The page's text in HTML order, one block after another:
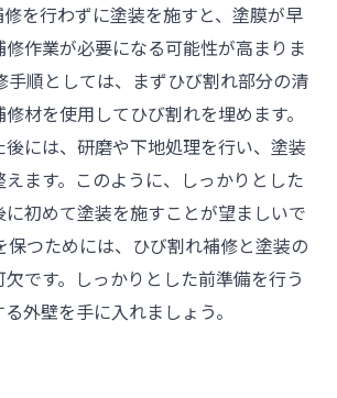
を行わずに塗装を施すと、塗膜が早
修作業が必要になる可能性が高まりま
手順としては、まずひび割れ部分の清
材を使用してひび割れを埋めます。
には、研磨や下地処理を行い、塗装
ます。このように、しっかりとした
初めて塗装を施すことが望ましいで
保つためには、ひび割れ補修と塗装の
です。しっかりとした前準備を行う
外壁を手に入れましょう。